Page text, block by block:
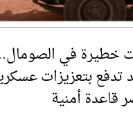
خطيرة في
تدفع بتعزيزات
قاعدة أمنية